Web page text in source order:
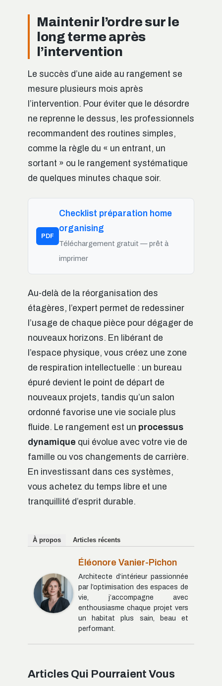
Maintenir l’ordre sur le
long terme après
l’intervention
Le succès d’une aide au rangement se
mesure plusieurs mois après
l’intervention. Pour éviter que le désordre
ne reprenne le dessus, les professionnels
recommandent des routines simples,
comme la règle du « un entrant, un
sortant » ou le rangement systématique
de quelques minutes chaque soir.
PDF
Checklist préparation home
organising
Téléchargement gratuit — prêt à
imprimer
Au-delà de la réorganisation des
étagères, l’expert permet de redessiner
l’usage de chaque pièce pour dégager de
nouveaux horizons. En libérant de
l’espace physique, vous créez une zone
de respiration intellectuelle : un bureau
épuré devient le point de départ de
nouveaux projets, tandis qu’un salon
ordonné favorise une vie sociale plus
fluide. Le rangement est un processus
dynamique qui évolue avec votre vie de
famille ou vos changements de carrière.
En investissant dans ces systèmes,
vous achetez du temps libre et une
tranquillité d’esprit durable.
À propos Articles récents
Éléonore Vanier-Pichon
Architecte d’intérieur passionnée
par l’optimisation des espaces de
vie, j’accompagne avec
enthousiasme chaque projet vers
un habitat plus sain, beau et
performant.
Articles Qui Pourraient Vous